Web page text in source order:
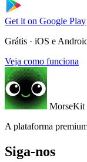
Get it on Google Play
Grátis · iOS e
Veja como funciona
MorseKit
A plataforma
Siga-nos